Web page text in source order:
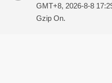
GMT+8, 2026-8-8
Gzip On.